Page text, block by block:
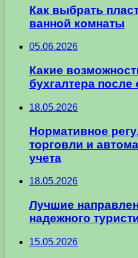
Как выбрать
ванной комнаты
05.06.2026
Какие
бухгалтера после
18.05.2026
Нормативное
торговли и
учета
18.05.2026
Лучшие
надежного
15.05.2026